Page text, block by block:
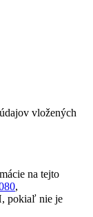
vložených
na tejto
,
pokiaľ nie je